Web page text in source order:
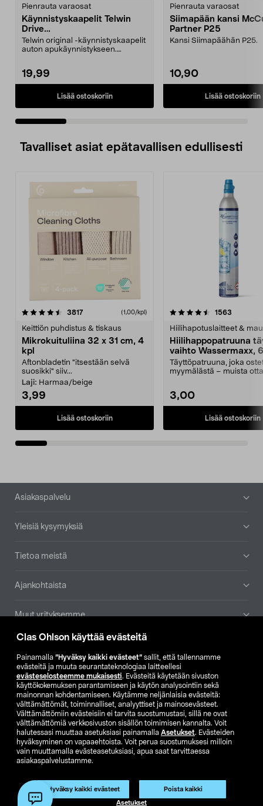
Clas Ohlson käyttää evästeitä
Painamalla ”Hyväksy kaikki evästeet” sallit, että tallennamme
evästeitä ja muuta seurantateknologiaa laitteellesi
evästeselosteemme mukaisesti. Evästeitä käytetään sivuston
käyttökokemuksen parantamiseen ja käytön analysointiin sekä
mainonnan kohdentamiseen. Käytämme neljänlaisia evästeitä:
välttämättömät, toiminnalliset, analyyttiset ja mainosevästeet.
Välttämättömiin evästeisiin ei tarvita suostumustasi, sillä ne ovat
välttämättömiä verkkosivuston sisällön toimimisen kannalta. Voit
halutessasi muuttaa asetuksiasi painamalla Asetukset. Evästeiden
hyväksyminen on vapaaehtoista. Voit perua suostumuksesi milloin
vain muuttamalla evästeasetuksiasi, apua saat tarvittaessa
asiakaspalvelustamme.
Hyväksy kaikki evästeet Poista kaikki
Asetukset
Tuote on poistunut
Tuotenro: 51-877
Pienrauta varaosat
Käynnistyskaapelit Telwin
Drive
Mini/9000/13000/1250/150
0/1750, EC5
Telwin original -käynnistyskaapelit
auton apukäynnistykseen.
19,99
Lisää ostoskoriin
Pienrauta varaosat
Siimapään kansi
Partner P25
Kansi Siimapäähän P25.
10,90
Lisää ostoskoriin
Tavalliset asiat epätavallisen edullisesti
3817arvostelut (1,00/kpl)
Keittiön puhdistus & tiskaus
Mikrokuituliina 32 x 31 cm, 4
kpl
Aftonbladetin "itsestään selvä
suosikki" siiv...
Laji: Harmaa/beige
3,99
Lisää ostoskoriin
4.5viidestä
1563
Hiilihapotuslaitteet &
Hiilihappopatruuna
vaihto Wassermaxx,
Täyttöpatruuna, joka
myymälästä – muista
3,00
Lisää ostoskoriin
4.5viidestä
Alatunniste
Asiakaspalvelu
Yleisiä kysymyksiä
Tietoa meistä
Ajankohtaista
Muut yrityksemme
Etsi myymälä
SE NO FI
FI SV
Näytä hinnat ilman ALV:a